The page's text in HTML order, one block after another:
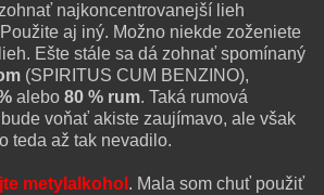
najkoncentrovanejší lieh
aj iný. Možno niekde zoženiete
Ešte stále sa dá zohnať spomínaný
(SPIRITUS CUM BENZINO),
alebo 80 % rum. Taká rumová
voňať akiste zaujímavo, ale však
teda až tak nevadilo.
metylalkohol . Mala som chuť použiť